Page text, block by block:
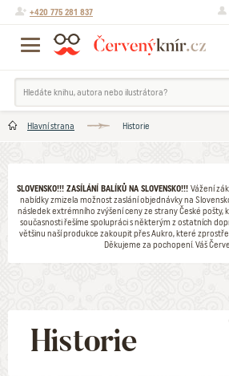
+420 775 281 837
Hlavní strana Historie
SLOVENSKO!!! ZASÍLÁNÍ BALÍKŮ NA SLOVENSKO!!! Vážení
nabídky zmizela možnost zaslání objednávky na
následek extrémního zvýšení ceny ze strany České
současnosti řešíme spolupráci s některým z ostatních
většinu naší produkce zakoupit přes Aukro, které
Děkujeme za pochopení. Váš
Historie